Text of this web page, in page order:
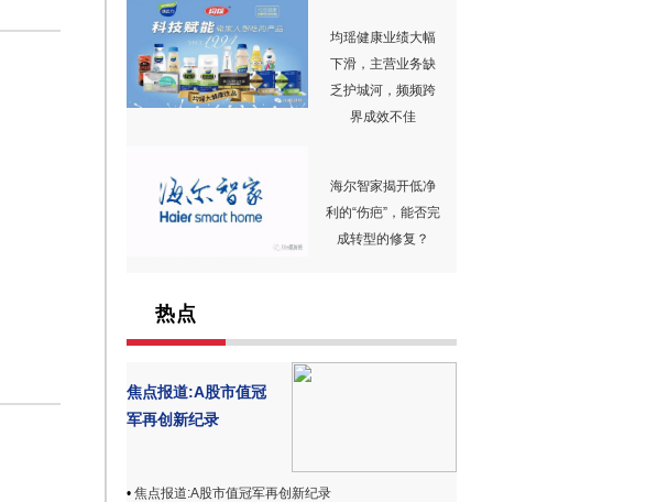
均瑶健康业绩大幅
下滑，主营业务缺
乏护城河，频频跨
界成效不佳
海尔智家揭开低净
利的“伤疤”，能否完
成转型的修复？
热点
焦点报道:A股市值冠
军再创新纪录
• 焦点报道:A股市值冠军再创新纪录